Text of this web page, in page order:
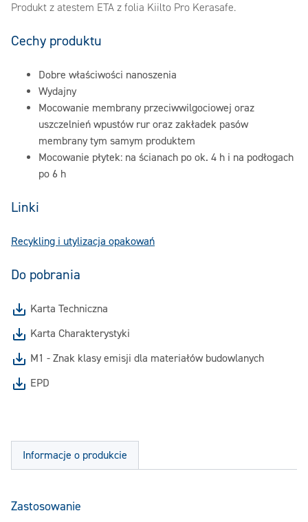
Produkt z atestem ETA z folia Kiilto Pro Kerasafe.
Cechy produktu
Dobre właściwości nanoszenia
Wydajny
Mocowanie membrany przeciwwilgociowej oraz
uszczelnień wpustów rur oraz zakładek pasów
membrany tym samym produktem
Mocowanie płytek: na ścianach po ok. 4 h i na podłogach
po 6 h
Linki
Recykling i utylizacja opakowań
Do pobrania
Karta Techniczna
Karta Charakterystyki
M1 - Znak klasy emisji dla materiałów budowlanych
EPD
Informacje o produkcie
Zastosowanie